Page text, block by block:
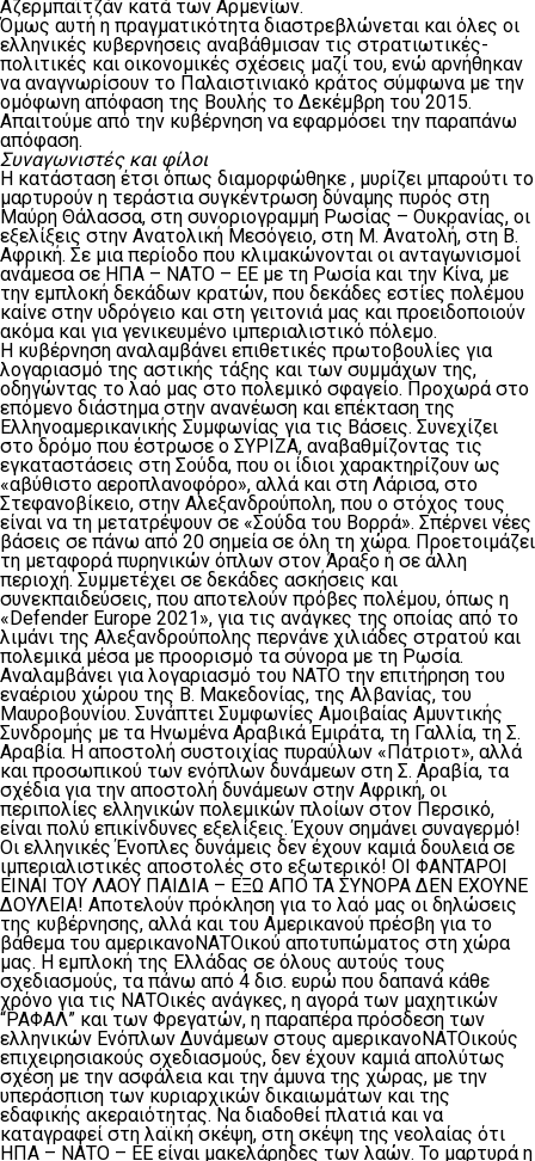
Αζερμπαϊτζάν κατά των Αρμενίων.
Όμως αυτή η πραγματικότητα διαστρεβλώνεται και όλες οι
ελληνικές κυβερνήσεις αναβάθμισαν τις στρατιωτικές-
πολιτικές και οικονομικές σχέσεις μαζί του, ενώ αρνήθηκαν
να αναγνωρίσουν το Παλαιστινιακό κράτος σύμφωνα με την
ομόφωνη απόφαση της Βουλής το Δεκέμβρη του 2015.
Απαιτούμε από την κυβέρνηση να εφαρμόσει την παραπάνω
απόφαση.
Συναγωνιστές και φίλοι
Η κατάσταση έτσι όπως διαμορφώθηκε , μυρίζει μπαρούτι το
μαρτυρούν η τεράστια συγκέντρωση δύναμης πυρός στη
Μαύρη Θάλασσα, στη συνοριογραμμή Ρωσίας – Ουκρανίας, οι
εξελίξεις στην Ανατολική Μεσόγειο, στη Μ. Ανατολή, στη Β.
Αφρική. Σε μια περίοδο που κλιμακώνονται οι ανταγωνισμοί
ανάμεσα σε ΗΠΑ – ΝΑΤΟ – ΕΕ με τη Ρωσία και την Κίνα, με
την εμπλοκή δεκάδων κρατών, που δεκάδες εστίες πολέμου
καίνε στην υδρόγειο και στη γειτονιά μας και προειδοποιούν
ακόμα και για γενικευμένο ιμπεριαλιστικό πόλεμο.
Η κυβέρνηση αναλαμβάνει επιθετικές πρωτοβουλίες για
λογαριασμό της αστικής τάξης και των συμμάχων της,
οδηγώντας το λαό μας στο πολεμικό σφαγείο. Προχωρά στο
επόμενο διάστημα στην ανανέωση και επέκταση της
Ελληνοαμερικανικής Συμφωνίας για τις Βάσεις. Συνεχίζει
στο δρόμο που έστρωσε ο ΣΥΡΙΖΑ, αναβαθμίζοντας τις
εγκαταστάσεις στη Σούδα, που οι ίδιοι χαρακτηρίζουν ως
«αβύθιστο αεροπλανοφόρο», αλλά και στη Λάρισα, στο
Στεφανοβίκειο, στην Αλεξανδρούπολη, που ο στόχος τους
είναι να τη μετατρέψουν σε «Σούδα του Βορρά». Σπέρνει νέες
βάσεις σε πάνω από 20 σημεία σε όλη τη χώρα. Προετοιμάζει
τη μεταφορά πυρηνικών όπλων στον Άραξο ή σε άλλη
περιοχή. Συμμετέχει σε δεκάδες ασκήσεις και
συνεκπαιδεύσεις, που αποτελούν πρόβες πολέμου, όπως η
«Defender Εurope 2021», για τις ανάγκες της οποίας από το
λιμάνι της Αλεξανδρούπολης περνάνε χιλιάδες στρατού και
πολεμικά μέσα με προορισμό τα σύνορα με τη Ρωσία.
Αναλαμβάνει για λογαριασμό του ΝΑΤΟ την επιτήρηση του
εναέριου χώρου της Β. Μακεδονίας, της Αλβανίας, του
Μαυροβουνίου. Συνάπτει Συμφωνίες Αμοιβαίας Αμυντικής
Συνδρομής με τα Ηνωμένα Αραβικά Εμιράτα, τη Γαλλία, τη Σ.
Αραβία. Η αποστολή συστοιχίας πυραύλων «Πάτριοτ», αλλά
και προσωπικού των ενόπλων δυνάμεων στη Σ. Αραβία, τα
σχέδια για την αποστολή δυνάμεων στην Αφρική, οι
περιπολίες ελληνικών πολεμικών πλοίων στον Περσικό,
είναι πολύ επικίνδυνες εξελίξεις. Έχουν σημάνει συναγερμό!
Οι ελληνικές Ένοπλες δυνάμεις δεν έχουν καμιά δουλειά σε
ιμπεριαλιστικές αποστολές στο εξωτερικό! ΟΙ ΦΑΝΤΑΡΟΙ
ΕΙΝΑΙ ΤΟΥ ΛΑΟΥ ΠΑΙΔΙΑ – ΕΞΩ ΑΠΟ ΤΑ ΣΥΝΟΡΑ ΔΕΝ ΕΧΟΥΝΕ
ΔΟΥΛΕΙΑ! Αποτελούν πρόκληση για το λαό μας οι δηλώσεις
της κυβέρνησης, αλλά και του Αμερικανού πρέσβη για το
βάθεμα του αμερικανοΝΑΤΟικού αποτυπώματος στη χώρα
μας. Η εμπλοκή της Ελλάδας σε όλους αυτούς τους
σχεδιασμούς, τα πάνω από 4 δισ. ευρώ που δαπανά κάθε
χρόνο για τις ΝΑΤΟικές ανάγκες, η αγορά των μαχητικών
“ΡΑΦΑΛ” και των Φρεγατών, η παραπέρα πρόσδεση των
ελληνικών Ενόπλων Δυνάμεων στους αμερικανοΝΑΤΟικούς
επιχειρησιακούς σχεδιασμούς, δεν έχουν καμιά απολύτως
σχέση με την ασφάλεια και την άμυνα της χώρας, με την
υπεράσπιση των κυριαρχικών δικαιωμάτων και της
εδαφικής ακεραιότητας. Να διαδοθεί πλατιά και να
καταγραφεί στη λαϊκή σκέψη, στη σκέψη της νεολαίας ότι
ΗΠΑ – ΝΑΤΟ – ΕΕ είναι μακελάρηδες των λαών. Το μαρτυρά η